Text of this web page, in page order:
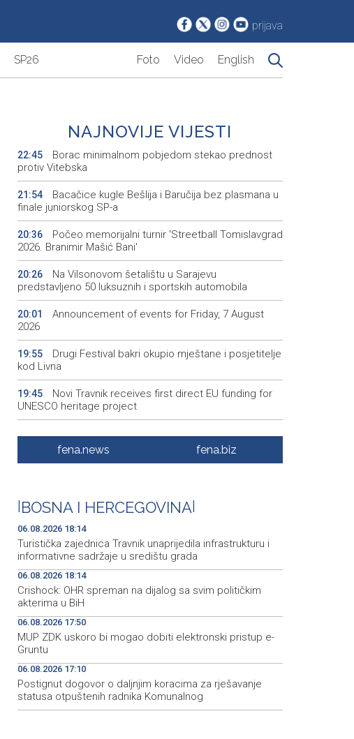
prijava
SP26 Foto Video English
NAJNOVIJE VIJESTI
22:45
Borac minimalnom pobjedom stekao prednost
protiv Vitebska
21:54
Bacačice kugle Bešlija i Baručija bez plasmana u
finale juniorskog SP-a
20:36
Počeo memorijalni turnir 'Streetball Tomislavgrad
2026. Branimir Mašić Bani'
20:26
Na Vilsonovom šetalištu u Sarajevu
predstavljeno 50 luksuznih i sportskih automobila
20:01
Announcement of events for Friday, 7 August
2026
19:55
Drugi Festival bakri okupio mještane i posjetitelje
kod Livna
19:45
Novi Travnik receives first direct EU funding for
UNESCO heritage project
Crishock: OHR maintains an open dialogue with
all political stakeholders in BiH
19:29
Španska krajnja ljevica i desnica ujedinjene protiv
Maroka kao suorganizatora SP 2030.
fena.news fena.biz
BOSNA I HERCEGOVINA
06.08.2026 18:14
Turistička zajednica Travnik unaprijedila infrastrukturu i
informativne sadržaje u središtu grada
06.08.2026 18:14
Crishock: OHR spreman na dijalog sa svim političkim
akterima u BiH
06.08.2026 17:50
MUP ZDK uskoro bi mogao dobiti elektronski pristup e-
Gruntu
06.08.2026 17:10
Postignut dogovor o daljnjim koracima za rješavanje
statusa otpuštenih radnika Komunalnog